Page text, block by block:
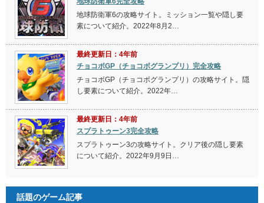
地球防衛軍6の攻略サイト。ミッション一覧や隠し要
素について紹介。2022年8月2…
最終更新日：4年前
チョコボGP（チョコボグランプリ）完全攻略
チョコボGP（チョコボグランプリ）の攻略サイト。隠
し要素について紹介。2022年…
最終更新日：4年前
スプラトゥーン3完全攻略
スプラトゥーン3の攻略サイト。クリア後の隠し要素
について紹介。2022年9月9日…
話題のゲーム記事